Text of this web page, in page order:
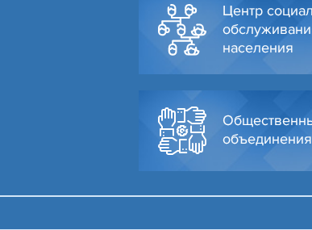
Центр
населения
объединения